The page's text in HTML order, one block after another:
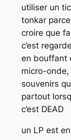
utiliser un
tonkar parce
croire que
c’est
en bouffant
micro-onde,
souvenirs
partout
c’est DEAD
un LP est